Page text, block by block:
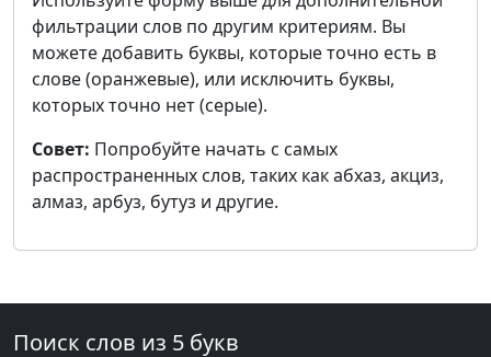
фильтрации слов по другим критериям. Вы
можете добавить буквы, которые точно есть в
слове (оранжевые), или исключить буквы,
которых точно нет (серые).
Совет: Попробуйте начать с самых
распространенных слов, таких как абхаз, акциз,
алмаз, арбуз, бутуз и другие.
Поиск слов из 5 букв